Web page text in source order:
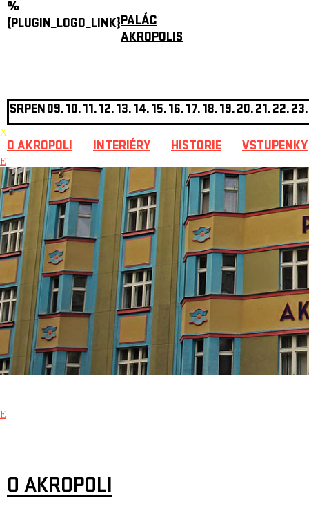
%
{PLUGIN_LOGO_LINK}PALÁC
AKROPOLIS
SRPEN09.10.11.12.13.14.15.16.17.18.19.20.21.22.23.
X
O AKROPOLI INTERIÉRY HISTORIE VSTUPENKY
E
E
O AKROPOLI